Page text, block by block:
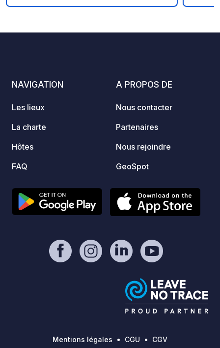
NAVIGATION
Les lieux
La charte
Hôtes
FAQ
A PROPOS DE
Nous contacter
Partenaires
Nous rejoindre
GeoSpot
Mentions légales CGU
CGV